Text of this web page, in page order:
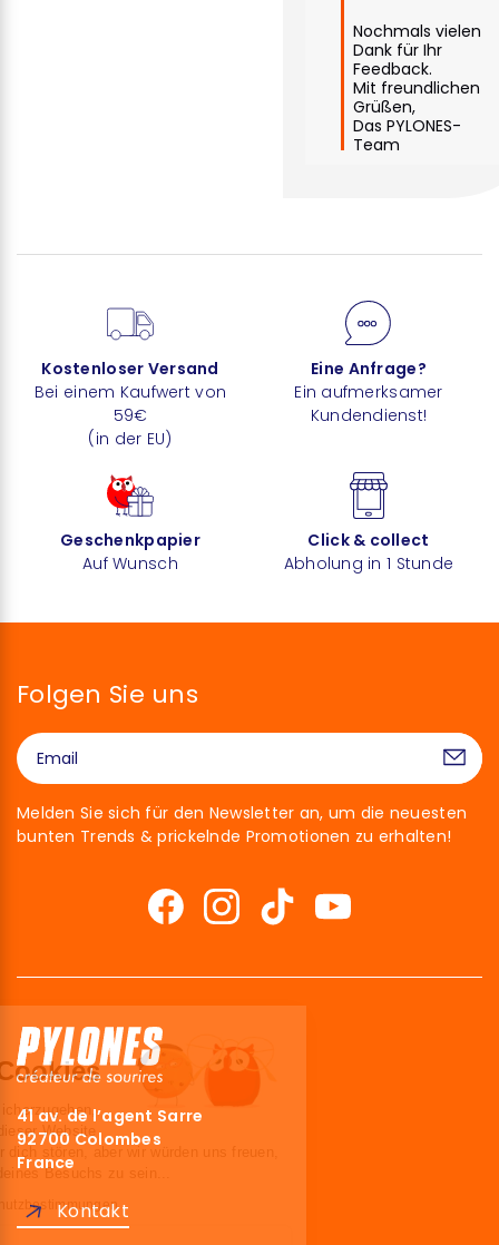
Nochmals vielen
Dank für Ihr
Feedback.
Mit freundlichen
Grüßen,
Das PYLONES-
Team
Kostenloser Versand
Bei einem Kaufwert von
59€
(in der EU)
Eine Anfrage?
Ein aufmerksamer
Kundendienst!
Geschenkpapier
Auf Wunsch
Click & collect
Abholung in 1 Stunde
Folgen Sie uns
Melden Sie sich für den Newsletter an, um die neuesten
bunten Trends & prickelnde Promotionen zu erhalten!
41 av. de l’agent Sarre
92700 Colombes
France
Kontakt
Hallo!
Wir sind die Cookies
Wir haben gewartet, um sicherzugehen,
dass du an den Inhalten dieser Website
deine Begleiter während deines Besuchs zu sein...
Lesen Sie unsere Datenschutzbestimmungen